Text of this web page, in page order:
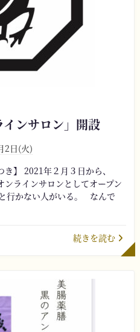
ンサロン」開設
2日(火)
】 2021年２月３日から、
ラインサロンとしてオープン
行かない人がいる。 なんで
続きを読む